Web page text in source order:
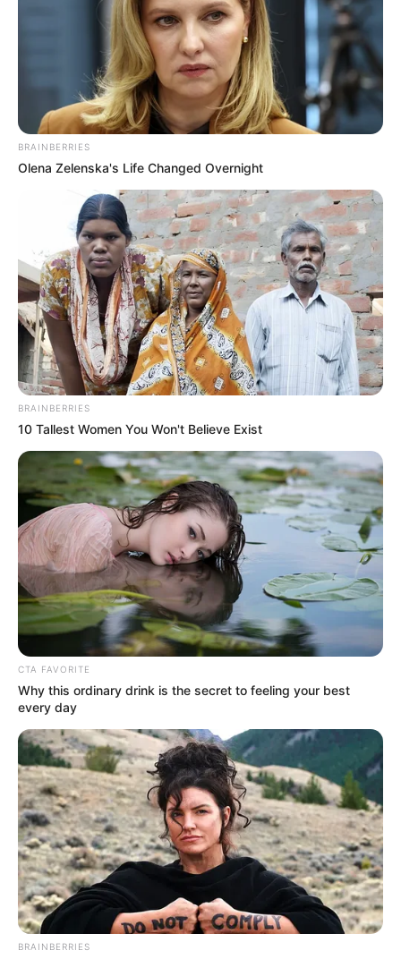
Bang Ruskie 15/12/2021
Inilah yg bisa buat Inggris, Jerman, Perancis
sangat ketar ketir….
Cuma butuh satu.jam saja dng berbekal muatan
rudal hipersonik Kinzal yg berhulu ledak nuklir,
tersebut dari peta Dunia..
Ini satu2nya drone terbesar, dng fitur siluman yg
jg telah dilengkapi dng teknologi AI. Jng lupa,
pastinya Stronggg Bingiiittt.
Ya. Salaamm…
Instruktur dietnya Bu Koni 15/12/2021
Akhirnya berkiblat ke teknologi AS (lagi).
Ade 15/12/2021
Drone S70 ini dikembangkan.Dari.tahun 2011 dan
sekarang masih berbentuk prototipe di.tahun 2024
baru akan diserahkan pada AU Rusia dan di
produksi massal..lama jg y pengembangan drone
ini..apa memang R&D yg lama atau kesulitan
anggaran..sementara drone dari.Turki skrng sdh
berseliweran di Ukraina
kalau amerika macam²…, langsung serang
duluan, ga usah nunggu diserang.
BRAINBERRIES
Olena Zelenska's Life Changed Overnight
BRAINBERRIES
10 Tallest Women You Won't Believe Exist
CTA FAVORITE
Why this ordinary drink is the secret to feeling your best
every day
BRAINBERRIES